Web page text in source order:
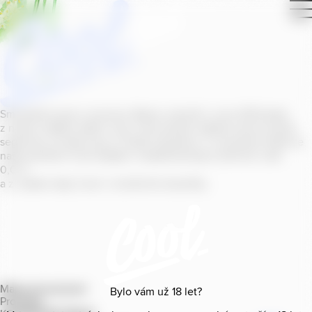
Bylo vám už 18 let?
Smícháním piva s ovocnou šťávou vytvořil v roce
z našich sládků
segmentu na bázi piva v České republice. V současné době se
naše portfolio Cool skládá z nealkoholických příchutí s alk.
0
a z nealko řady Cool+ s funkčními benefity.
Mapa provozoven
Produkty